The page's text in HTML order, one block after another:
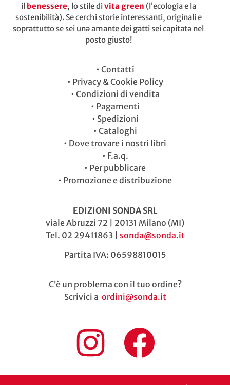
il benessere, lo stile divita green (l’ecologia e la
sostenibilità). Se cerchi storie interessanti, originali e
soprattutto se sei unə amante dei gatti sei capitatə nel
posto giusto!
• Contatti
• Privacy & Cookie Policy
• Condizioni di vendita
• Pagamenti
• Spedizioni
• Cataloghi
• Dove trovare i nostri libri
• F.a.q.
• Per pubblicare
• Promozione e distribuzione
EDIZIONI SONDA SRL
viale Abruzzi 72 | 20131 Milano (MI)
Tel. 02 29411863 | sonda@sonda.it
Partita IVA: 06598810015
C’è un problema con il tuo ordine?
Scrivici a ordini@sonda.it